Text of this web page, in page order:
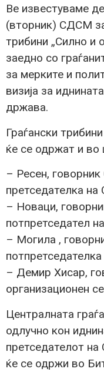
Ве известуваме
(вторник) СДСМ
трибини „Силно и
заедно со
за мерките и
визија за
држава.
Граѓански
ќе се одржат и во
– Ресен,
претседателка
– Новаци,
потпретседател
– Могила ,
– Демир Хисар,
организационен
Централната
одлучно кон
претседателот
ќе се одржи во